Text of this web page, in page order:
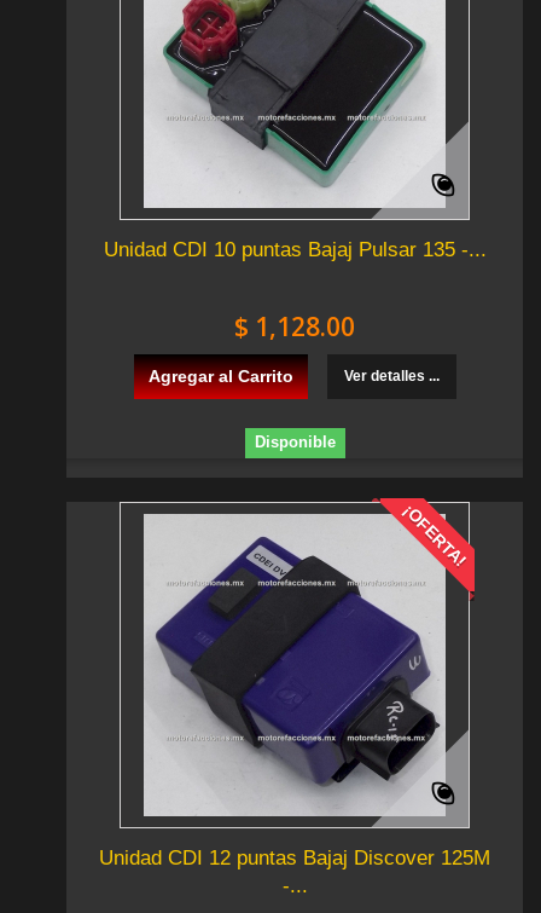
Unidad CDI 10 puntas Bajaj Pulsar 135 -...
$ 1,128.00
Agregar al Carrito Ver detalles ...
Disponible
¡OFERTA!
Unidad CDI 12 puntas Bajaj Discover 125M
-...